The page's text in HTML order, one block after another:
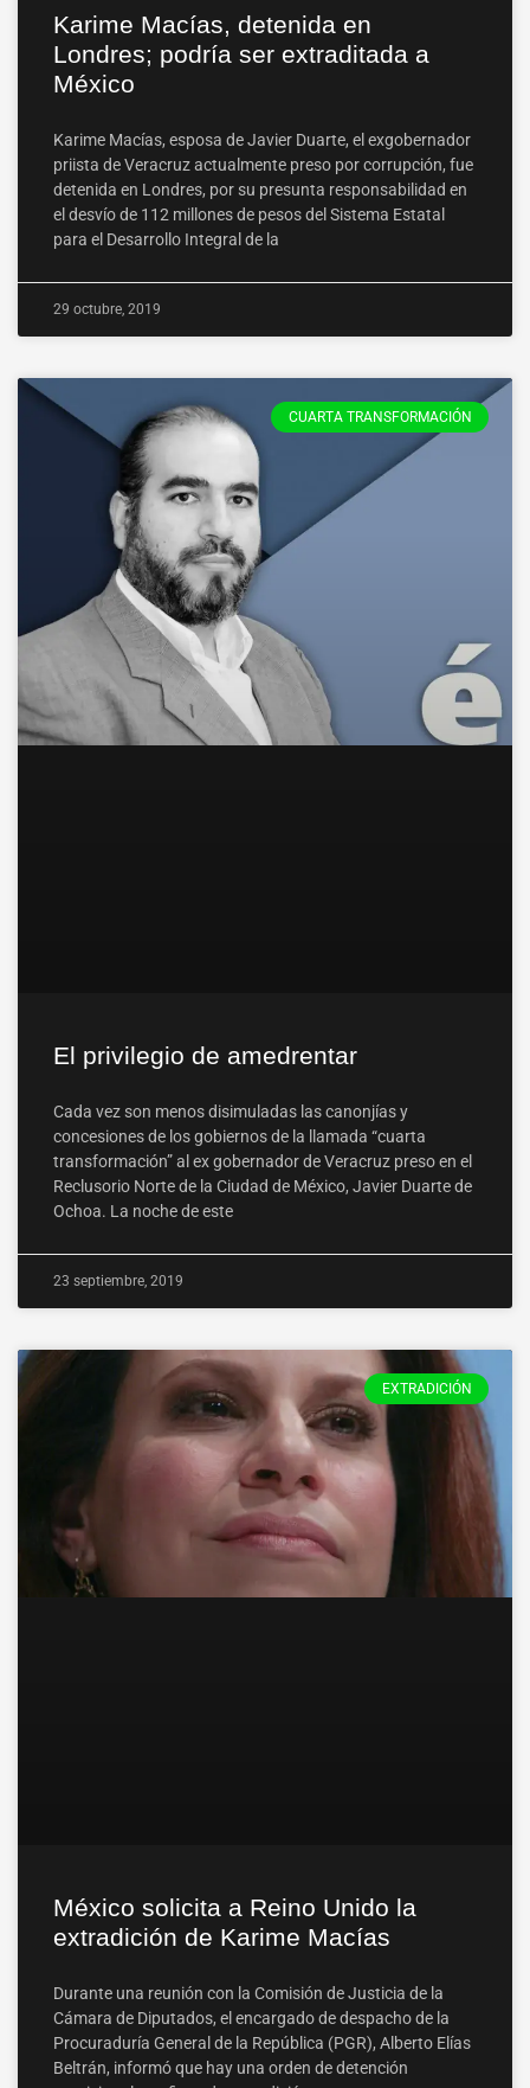
Karime Macías, detenida en
Londres; podría ser extraditada a
México
Karime Macías, esposa de Javier Duarte, el exgobernador
priista de Veracruz actualmente preso por corrupción, fue
detenida en Londres, por su presunta responsabilidad en
el desvío de 112 millones de pesos del Sistema Estatal
para el Desarrollo Integral de la
29 octubre, 2019
CUARTA TRANSFORMACIÓN
El privilegio de amedrentar
Cada vez son menos disimuladas las canonjías y
concesiones de los gobiernos de la llamada “cuarta
transformación” al ex gobernador de Veracruz preso en el
Reclusorio Norte de la Ciudad de México, Javier Duarte de
Ochoa. La noche de este
23 septiembre, 2019
EXTRADICIÓN
México solicita a Reino Unido la
extradición de Karime Macías
Durante una reunión con la Comisión de Justicia de la
Cámara de Diputados, el encargado de despacho de la
Procuraduría General de la República (PGR), Alberto Elías
Beltrán, informó que hay una orden de detención